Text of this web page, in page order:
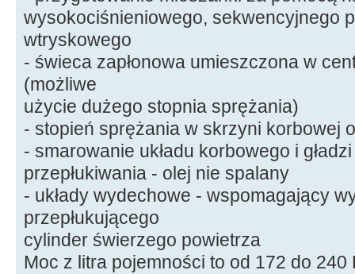
wysokociśnieniowego, sekwencyjnego
wtryskowego
- świeca zapłonowa umieszczona w
(możliwe
użycie dużego stopnia sprężania)
- stopień sprężania w skrzyni korbowej
- smarowanie układu korbowego i
przepłukiwania - olej nie spalany
- układy wydechowe - wspomagający
przepłukującego
cylinder świerzego powietrza
Moc z litra pojemności to od 172 do